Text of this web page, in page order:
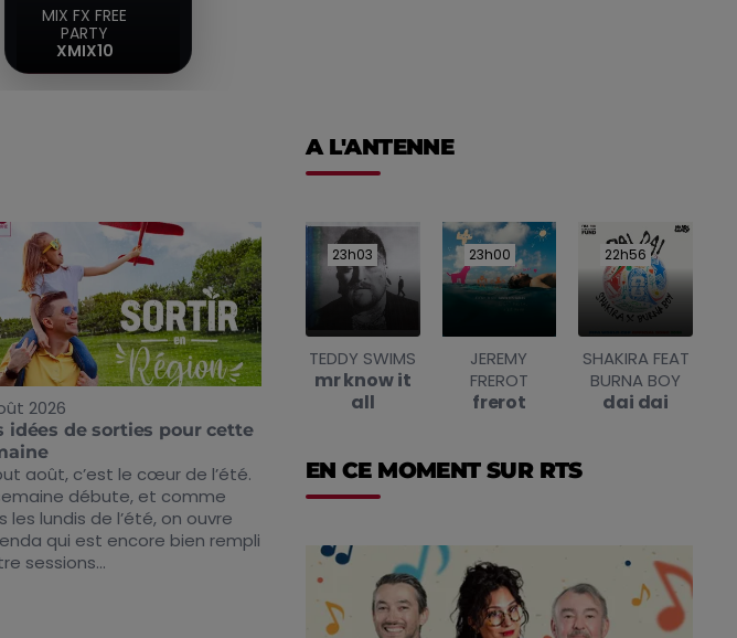
MIX FX FREE
PARTY
XMIX10
2026
idées de sorties pour cette
août, c’est le cœur de l’été.
débute, et comme
les lundis de l’été, on ouvre
qui est encore bien rempli
sessions...
A L'ANTENNE
23h03
23h03
TEDDY SWIMS
mr know it
all
23h00
23h00
JEREMY
FREROT
frerot
22h56
22h56
SHAKIRA FEAT
BURNA BOY
dai dai
EN CE MOMENT SUR RTS